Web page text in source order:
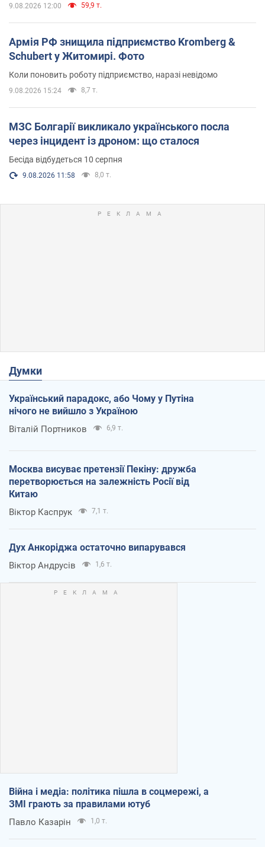
9.08.2026 12:00 59,9 т.
Армія РФ знищила підприємство Kromberg &
Schubert у Житомирі. Фото
Коли поновить роботу підприємство, наразі невідомо
9.08.2026 15:24 8,7 т.
МЗС Болгарії викликало українського посла
через інцидент із дроном: що сталося
Бесіда відбудеться 10 серпня
9.08.2026 11:58 8,0 т.
Думки
Український парадокс, або Чому у Путіна
нічого не вийшло з Україною
Віталій Портников 6,9 т.
Москва висуває претензії Пекіну: дружба
перетворюється на залежність Росії від
Китаю
Віктор Каспрук 7,1 т.
Дух Анкоріджа остаточно випарувався
Віктор Андрусів 1,6 т.
Війна і медіа: політика пішла в соцмережі, а
ЗМІ грають за правилами ютуб
Павло Казарін 1,0 т.